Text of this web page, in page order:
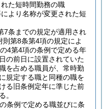
た短時間勤務の職
より名称が変更された短
7条までの規定が適用され
第8条第4項の規定によ
4第4項の条例で定める年
の前日に設置されていた
を占める職員が、常時勤
規定する職と同種の職を
る旧条例定年に準じた前
。
条例で定める職並びに条